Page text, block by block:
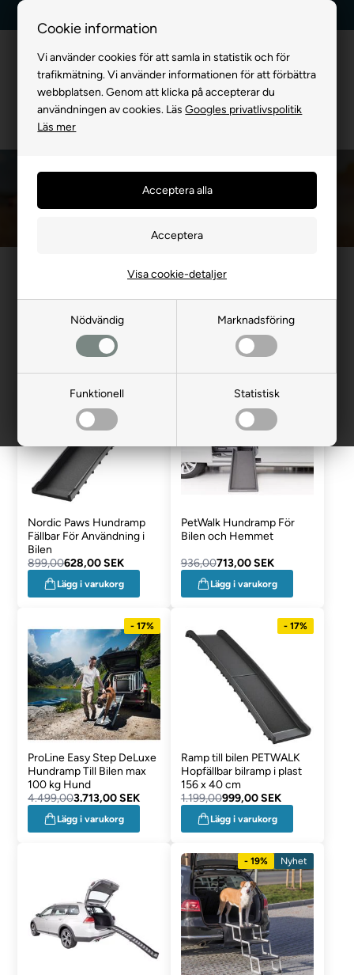
Cookie information
Vi använder cookies för att samla in statistik och för
trafikmätning. Vi använder informationen för att förbättra
webbplatsen. Genom att klicka på accepterar du
användningen av cookies. LäsGoogles privatlivspolitik
Läs mer
Nödvändig Marknadsföring
Funktionell Statistisk
Visa cookie-detaljer
Hundramp till bil
Framsida»FÖR HUND»Hundtransport»Hundtransport för bil»Hundramp
Våra praktiska hundramper till bilen gör det enkelt och säkert för
förvara. Ge din hund den komfort och trygghet den förtjänar på
Nordic Paws Hundramp
Fällbar För Användning i
Bilen
899,00628,00 SEK
Lägg i varukorg
PetWalk Hundramp För
Bilen och Hemmet
936,00713,00 SEK
Lägg i varukorg
- 17%
ProLine Easy Step DeLuxe
Hundramp Till Bilen max
100 kg Hund
4.499,003.713,00 SEK
Lägg i varukorg
- 17%
Ramp till bilen PETWALK
Hopfällbar bilramp i plast
156 x 40 cm
1.199,00999,00 SEK
Lägg i varukorg
- 19% Nyhet